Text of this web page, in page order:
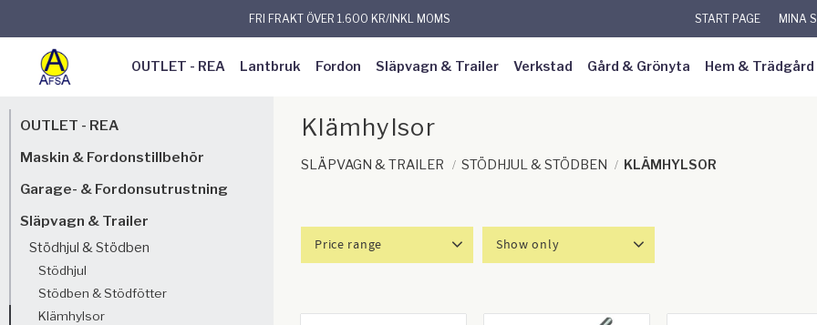
FRI FRAKT ÖVER 1.600 KR/INKL MOMS START PAGE MINA
OUTLET - REA Lantbruk Fordon Släpvagn & Trailer Verkstad Gård & Grönyta Hem & Trädgård
Klämhylsor
SLÄPVAGN & TRAILER STÖDHJUL & STÖDBEN KLÄMHYLSOR
Price range Show only
OUTLET - REA
Maskin & Fordonstillbehör
Garage- & Fordonsutrustning
Släpvagn & Trailer
Stödhjul & Stödben
Stödhjul
Stödben & Stödfötter
Klämhylsor